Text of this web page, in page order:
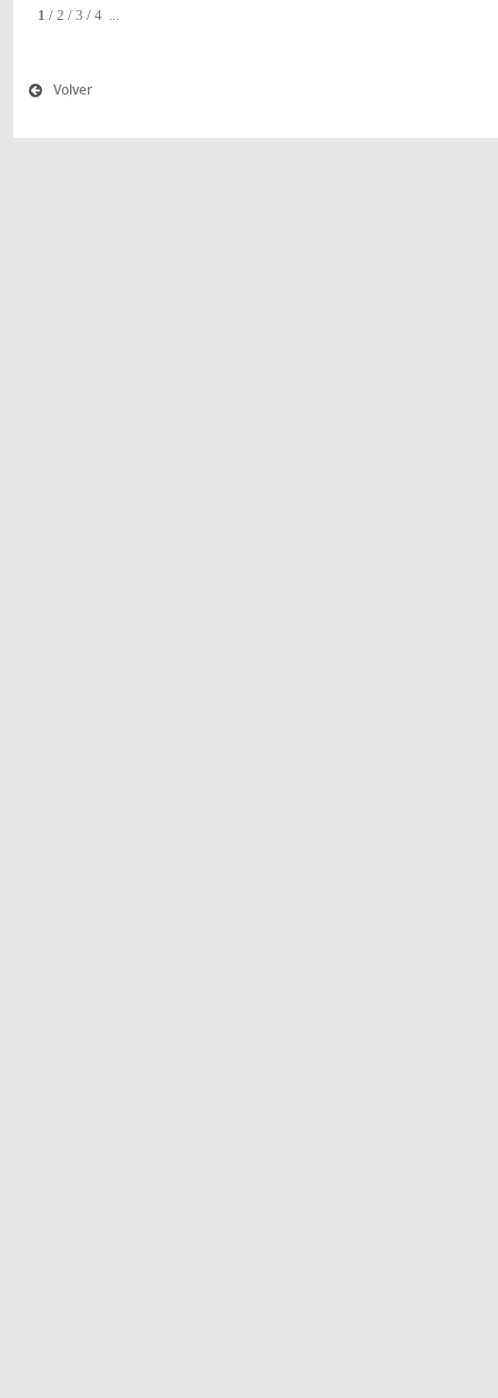
1 / 2 / 3 / 4 ...
Volver